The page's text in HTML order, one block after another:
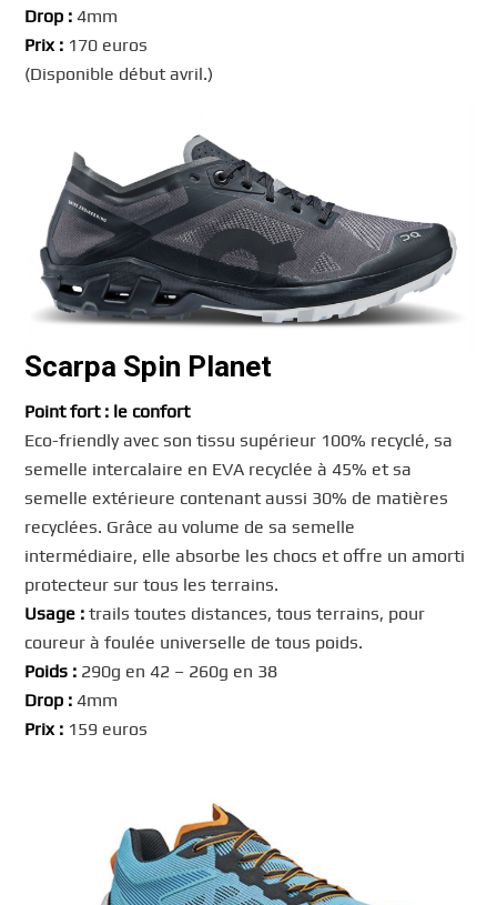
Drop :4mm
Prix : 170 euros
(Disponible début avril.)
Scarpa Spin Planet
Point fort : le confort
Eco-friendly avec son tissu supérieur 100% recyclé, sa
semelle intercalaire en EVA recyclée à 45% et sa
semelle extérieure contenant aussi 30% de matières
recyclées. Grâce au volume de sa semelle
intermédiaire, elle absorbe les chocs et offre un amorti
protecteur sur tous les terrains.
Usage : trails toutes distances, tous terrains, pour
coureur à foulée universelle de tous poids.
Poids : 290g en 42 – 260g en 38
Drop :4mm
Prix : 159 euros